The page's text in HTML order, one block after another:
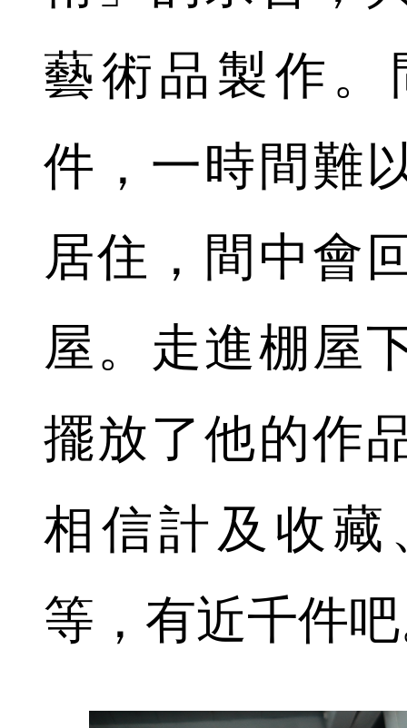
藝術品製作
件，一時間難
居住，間中會
屋。走進棚屋
擺放了他的作
相信計及收藏
等，有近千件